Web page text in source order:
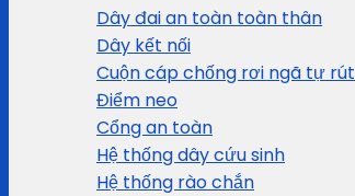
Dây đai an toàn toàn thân
Dây kết nối
Cuộn cáp chống rơi ngã tự rút
Điểm neo
Cổng an toàn
Hệ thống dây cứu sinh
Hệ thống rào chắn